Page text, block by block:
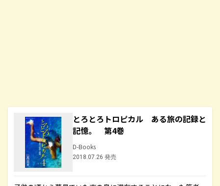
とろとろトロピカル ある旅の記録と
記憶。 第4巻
D-Books
2018.07.26 発売